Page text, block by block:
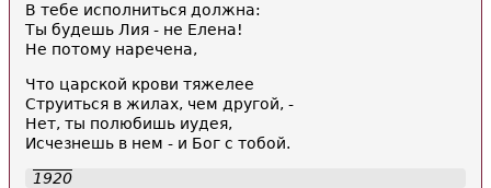
В тебе исполниться должна:
Ты будешь Лия - не Елена!
Не потому наречена,
Что царской крови тяжелее
Струиться в жилах, чем другой, -
Нет, ты полюбишь иудея,
Исчезнешь в нем - и Бог с тобой.
1920